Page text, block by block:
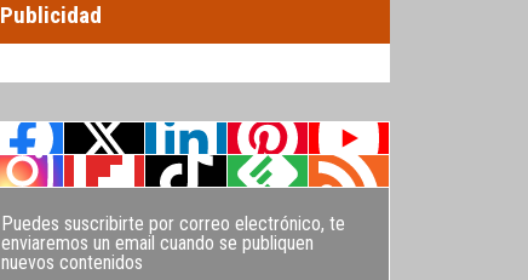
Publicidad
Puedes suscribirte por correo electrónico, te
enviaremos un email cuando se publiquen
nuevos contenidos